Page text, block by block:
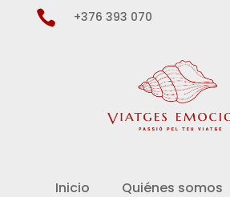
 +376 393 070
Inicio Quiénes somos